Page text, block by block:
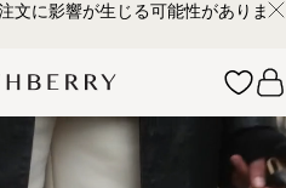
文に影響が生じる可能性がありま
ション – 上質なクラフトマン